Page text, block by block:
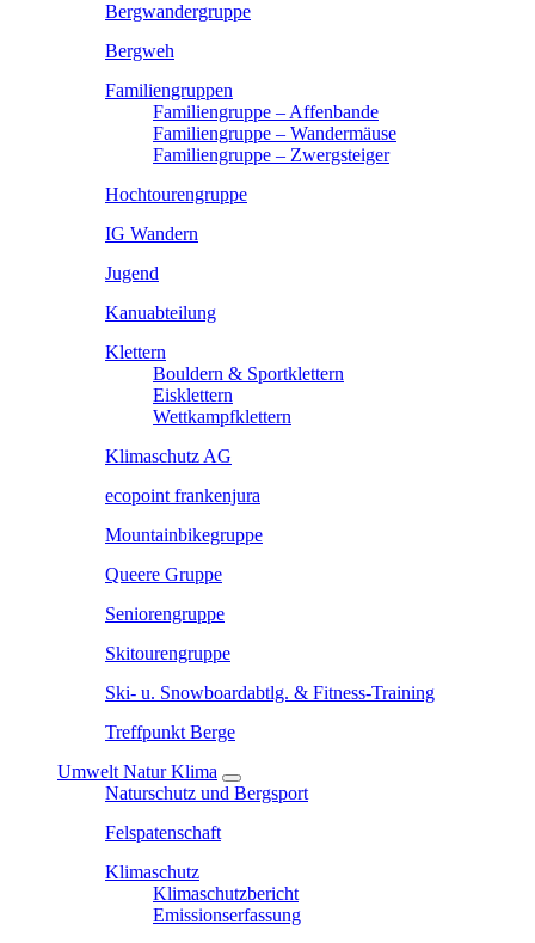
Bergwandergruppe
Bergweh
Familiengruppen
Familiengruppe – Affenbande
Familiengruppe – Wandermäuse
Familiengruppe – Zwergsteiger
Hochtourengruppe
IG Wandern
Jugend
Kanuabteilung
Klettern
Bouldern & Sportklettern
Eisklettern
Wettkampfklettern
Klimaschutz AG
ecopoint frankenjura
Mountainbikegruppe
Queere Gruppe
Seniorengruppe
Skitourengruppe
Ski- u. Snowboardabtlg. & Fitness-Training
Treffpunkt Berge
Umwelt Natur Klima
Naturschutz und Bergsport
Felspatenschaft
Klimaschutz
Klimaschutzbericht
Emissionserfassung